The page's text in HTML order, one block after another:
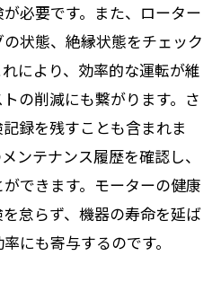
必要です。また、ローター
状態、絶縁状態をチェック
により、効率的な運転が維
の削減にも繋がります。さ
録を残すことも含まれま
ンテナンス履歴を確認し、
できます。モーターの健康
怠らず、機器の寿命を延ば
にも寄与するのです。